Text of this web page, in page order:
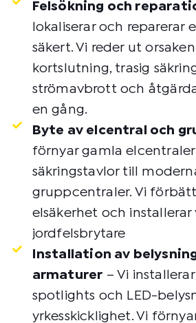
Felsökning och
lokaliserar och reparerar
säkert. Vi reder ut orsaken
kortslutning, trasig
strömavbrott och
en gång.
Byte av elcentral och
förnyar gamla
säkringstavlor till
gruppcentraler. Vi
elsäkerhet och installerar
jordfelsbrytare
Installation av
armaturer – Vi
spotlights och LED-
yrkesskicklighet. Vi